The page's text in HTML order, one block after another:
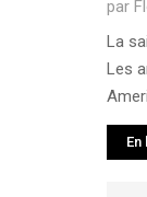
par
La
Les
En